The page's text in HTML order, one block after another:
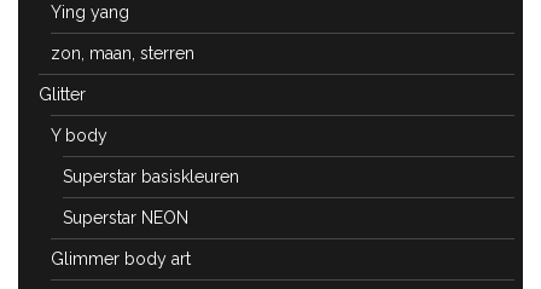
Ying yang
zon, maan, sterren
Glitter
Y body
Superstar basiskleuren
Superstar NEON
Glimmer body art